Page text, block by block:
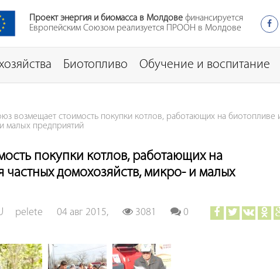
Проект энергия и биомасса в Молдове финансируется
Европейским Союзом реализуется ПРООН в Молдове
Биотопливо Обучение и воспитание
возмещает стоимость покупки котлов, работающих на биотопливе
малых предприятий
покупки котлов, работающих на
домохозяйств, микро- и малых
pelete 04 авг 2015, 3081 0